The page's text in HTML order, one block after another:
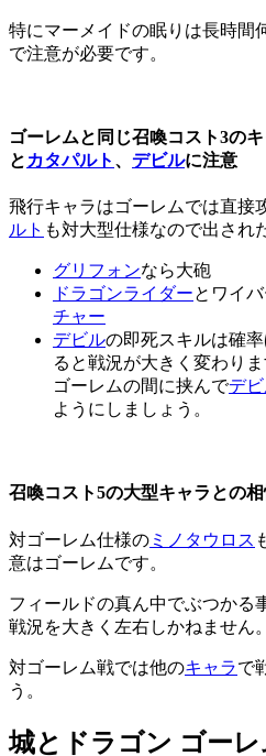
特にマーメイドの眠りは長時間
で注意が必要です。
ゴーレムと同じ召喚コスト3の
と カタパルト 、 デビルに注意
飛行キャラはゴーレムでは直接
ルト も対大型仕様なので出され
グリフォンなら大砲
ドラゴンライダーとワイ
チャー
デビルの即死スキルは確
ると戦況が大きく変わり
ゴーレムの間に挟んでデ
ようにしましょう。
召喚コスト5の大型キャラとの
対ゴーレム仕様の ミノタウロス
意はゴーレムです。
フィールドの真ん中でぶつかる
戦況を大きく左右しかねません。
対ゴーレム戦では他のキャラで
う。
城とドラゴン ゴー